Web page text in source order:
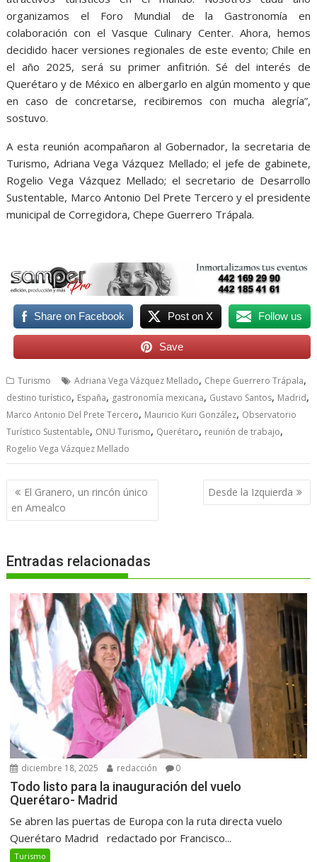
organizamos el Foro Mundial de la Gastronomía en
colaboración con el Vasque Culinary Center. Ahora, hemos
decidido hacer versiones regionales de este evento; Chile en
el año 2025, será su primer anfitrión. Sé del interés de
Querétaro y de México en albergarlo en algún momento y que
en caso de concretarse, recibiremos con mucha alegría”,
sostuvo.
A esta reunión acompañaron al Gobernador, la secretaria de
Turismo, Adriana Vega Vázquez Mellado; el jefe de gabinete,
Rogelio Vega Vázquez Mellado; el secretario de Desarrollo
Sustentable, Marco Antonio Del Prete Tercero y el presidente
municipal de Corregidora, Chepe Guerrero Trápala.
Share on Facebook Post on X Follow us
Save
Turismo Adriana Vega Vázquez Mellado, Chepe Guerrero Trápala,
destino turístico, España, gastronomía mexicana, Gustavo Santos, Madrid,
Marco Antonio Del Prete Tercero, Mauricio Kuri González, Observatorio
Turístico Sustentable, ONU Turismo, Querétaro, reunión de trabajo,
Rogelio Vega Vázquez Mellado
Navegación
de
entradas
El Granero, un rincón único
en Amealco
Desde la Izquierda
Entradas relacionadas
diciembre 18, 2025 redacción 0
Todo listo para la inauguración del vuelo
Querétaro- Madrid
Se abren las puertas de Europa con la ruta directa vuelo
Querétaro Madrid redactado por Francisco...
Turismo